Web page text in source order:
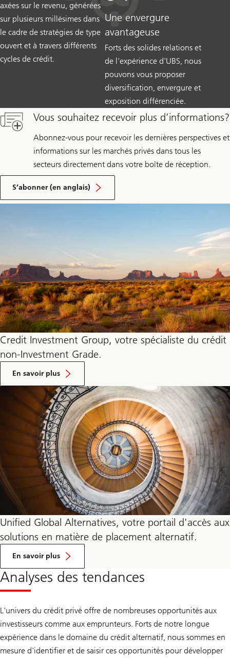
axées sur le revenu, générées
sur plusieurs millésimes dans
le cadre de stratégies de type
ouvert et à travers différents
cycles de crédit.
Une envergure
avantageuse
Forts des solides relations et
de l'expérience d'UBS, nous
pouvons vous proposer
diversification, envergure et
exposition différenciée.
Vous souhaitez recevoir plus d’informations?
Abonnez-vous pour recevoir les dernières perspectives et
informations sur les marchés privés dans tous les
secteurs directement dans votre boîte de réception.
S’abonner (en anglais)
Credit Investment Group, votre spécialiste du crédit
non-Investment Grade.
En savoir plus
sur
Credit
spécialiste
Investment
Grade.
Unified Global Alternatives, votre portail d'accès aux
solutions en matière de placement alternatif.
En savoir plus
sur
Unified
Alternatives,
votre
portail
solutions
d'investissement
alternatives.
Analyses des tendances
L'univers du crédit privé offre de nombreuses opportunités aux
investisseurs comme aux emprunteurs. Forts de notre longue
expérience dans le domaine du crédit alternatif, nous sommes en
mesure d'identifier et de saisir ces opportunités pour développer